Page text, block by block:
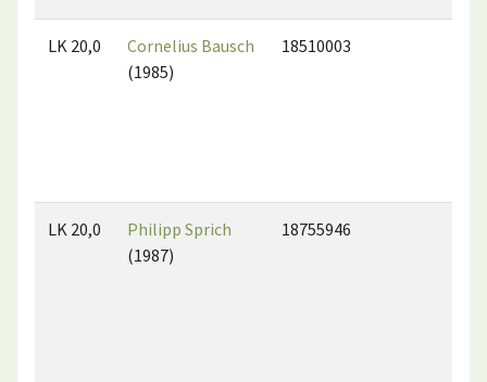
LK 20,0
Cornelius Bausch
(1985)
18510003
LK 20,0
Philipp Sprich
(1987)
18755946